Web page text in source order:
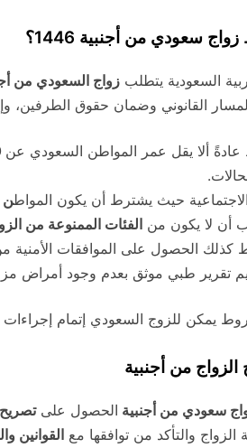
سعودي من أجنبية 1446؟
السعودية يتطلب زواج السعودي من أجنبية
القانوني وضمان حقوق الطرفين،
ألا يقل عمر المواطن السعودي عن
الاجتماعية حيث يشترط أن يكون المواطن
أن لا يكون من الفئات الممنوعة من
كذلك الحصول على الموافقات الأمنية
تقرير طبي موثق بعدم وجود أمراض
يمكن للزوج السعودي إتمام إجراءات
من أجنبية
سعودي من أجنبية الحصول على
الزواج والتأكد من توافقها مع القوانين